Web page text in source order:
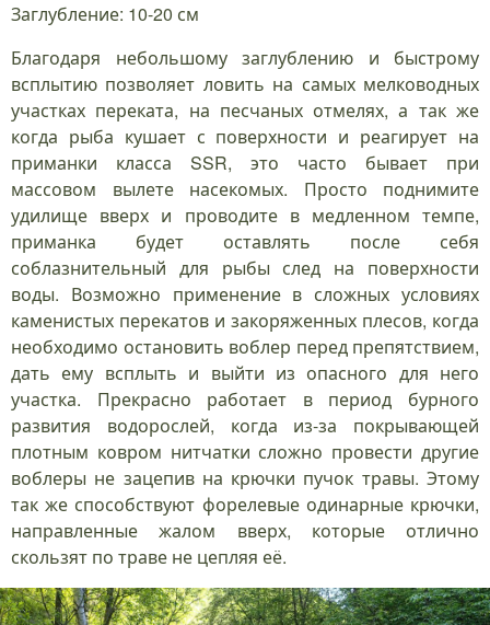
Заглубление: 10-20 см
Благодаря небольшому заглублению и быстрому
всплытию позволяет ловить на самых мелководных
участках переката, на песчаных отмелях, а так же
когда рыба кушает с поверхности и реагирует на
приманки класса SSR, это часто бывает при
массовом вылете насекомых. Просто поднимите
удилище вверх и проводите в медленном темпе,
приманка будет оставлять после себя
соблазнительный для рыбы след на поверхности
воды. Возможно применение в сложных условиях
каменистых перекатов и закоряженных плесов, когда
необходимо остановить воблер перед препятствием,
дать ему всплыть и выйти из опасного для него
участка. Прекрасно работает в период бурного
развития водорослей, когда из-за покрывающей
плотным ковром нитчатки сложно провести другие
воблеры не зацепив на крючки пучок травы. Этому
так же способствуют форелевые одинарные крючки,
направленные жалом вверх, которые отлично
скользят по траве не цепляя её.